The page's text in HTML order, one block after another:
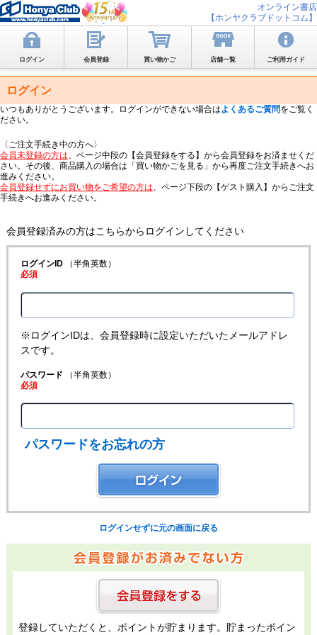
オンライン書店
【ホンヤクラブドットコム】
ログイン 会員登録 買い物かご 店舗一覧 ご利用ガイド
ログイン
いつもありがとうございます。ログインができない場合はよくあるご質問をご覧く
ださい。
〈ご注文手続き中の方へ〉
会員未登録の方は、ページ中段の【会員登録をする】から会員登録をお済ませくだ
さい。その後、商品購入の場合は「買い物かごを見る」から再度ご注文手続きへお
進みください。
会員登録せずにお買い物をご希望の方は、ページ下段の【ゲスト購入】からご注文
手続きへお進みください。
会員登録済みの方はこちらからログインしてください
ログインID（半角英数）
必須
※ログインIDは、会員登録時に設定いただいたメールアドレ
スです。
パスワード （半角英数）
必須
パスワードをお忘れの方
ログインせずに元の画面に戻る
登録していただくと、ポイントが貯まります。貯まったポイン